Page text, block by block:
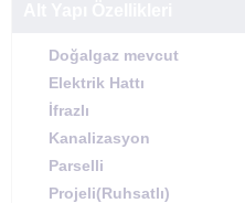
Doğalgaz mevcut
Elektrik Hattı
İfrazlı
Kanalizasyon
Parselli
Projeli(Ruhsatlı)